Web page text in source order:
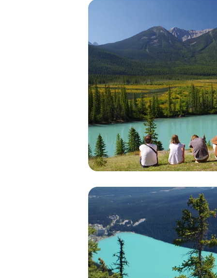
AMERIQUE DU SUD - Costa
AMERIQUE DU SUD - Pérou
ASIE CENTRALE -